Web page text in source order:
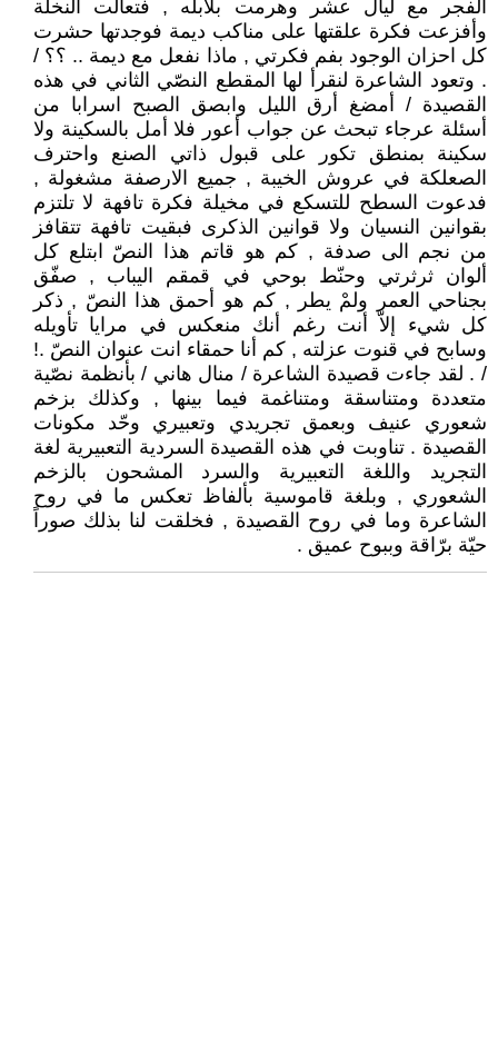
الفجر مع ليال عشر وهرمت بلابله , فتعالت النخلة
وأفزعت فكرة علقتها على مناكب ديمة فوجدتها حشرت
كل احزان الوجود بفم فكرتي , ماذا نفعل مع ديمة .. ؟؟ /
. وتعود الشاعرة لنقرأ لها المقطع النصّي الثاني في هذه
القصيدة / أمضغ أرق الليل وابصق الصبح اسرابا من
أسئلة عرجاء تبحث عن جواب أعور فلا أمل بالسكينة ولا
سكينة بمنطق تكور على قبول ذاتي الصنع واحترف
الصعلكة في عروش الخيبة , جميع الارصفة مشغولة ,
فدعوت السطح للتسكع في مخيلة فكرة تافهة لا تلتزم
بقوانين النسيان ولا قوانين الذكرى فبقيت تافهة تتقافز
من نجم الى صدفة , كم هو قاتم هذا النصّ ابتلع كل
ألوان ثرثرتي وحنّط بوحي في قمقم اليباب , صفّق
بجناحي العمر ولمْ يطر , كم هو أحمق هذا النصّ , ذكر
كل شيء إلاّ أنت رغم أنك منعكس في مرايا تأويله
وسابح في قنوت عزلته , كم أنا حمقاء انت عنوان النصّ .!
/ . لقد جاءت قصيدة الشاعرة / منال هاني / بأنظمة نصّية
متعددة ومتناسقة ومتناغمة فيما بينها , وكذلك بزخم
شعوري عنيف وبعمق تجريدي وتعبيري وحّد مكونات
القصيدة . تناوبت في هذه القصيدة السردية التعبيرية لغة
التجريد واللغة التعبيرية والسرد المشحون بالزخم
الشعوري , وبلغة قاموسية بألفاظ تعكس ما في روح
الشاعرة وما في روح القصيدة , فخلقت لنا بذلك صوراً
حيّة برّاقة وببوح عميق .